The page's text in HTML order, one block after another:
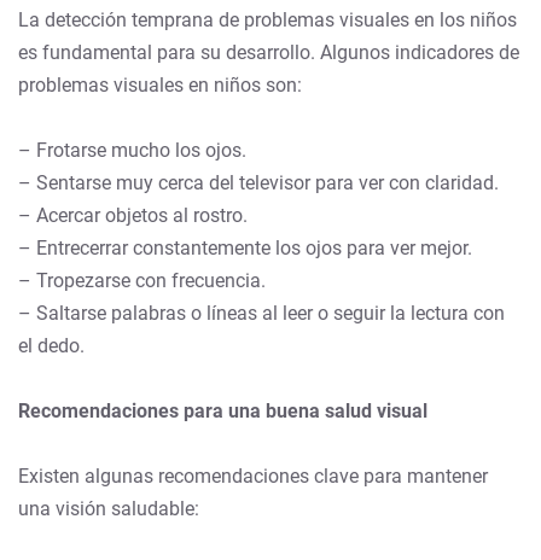
La detección temprana de problemas visuales en los niños
es fundamental para su desarrollo. Algunos indicadores de
problemas visuales en niños son:
– Frotarse mucho los ojos.
– Sentarse muy cerca del televisor para ver con claridad.
– Acercar objetos al rostro.
– Entrecerrar constantemente los ojos para ver mejor.
– Tropezarse con frecuencia.
– Saltarse palabras o líneas al leer o seguir la lectura con
el dedo.
Recomendaciones para una buena salud visual
Existen algunas recomendaciones clave para mantener
una visión saludable: